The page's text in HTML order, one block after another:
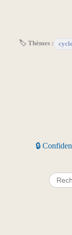
🏷 Thèmes :
🔒